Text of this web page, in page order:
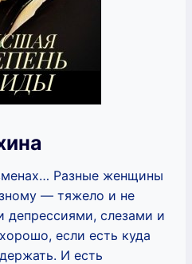
Разные женщины
— тяжело и не
депрессиями, слезами и
если есть куда
И есть